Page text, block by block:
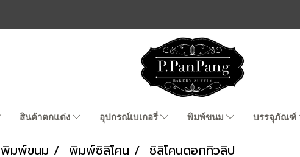
สินค้าตกแต่ง อุปกรณ์เบเกอรี่ พิมพ์ขนม บรรจุภัณฑ์
พิมพ์ขนม พิมพ์ซิลิโคน ซิลิโคนดอกทิวลิป